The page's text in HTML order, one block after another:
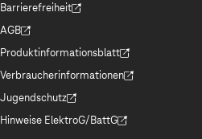
Barrierefreiheit
(Der Link wird in einem neuen Tab geöffnet)
AGB
(Der Link wird in einem neuen Tab geöffnet)
Produktinformationsblatt
(Der Link wird in einem neuen Tab geöffnet)
Verbraucherinformationen
(Der Link wird in einem neuen Tab geöffnet)
Jugendschutz
(Der Link wird in einem neuen Tab geöffnet)
Hinweise ElektroG/BattG
(Der Link wird in einem neuen Tab geöffnet)